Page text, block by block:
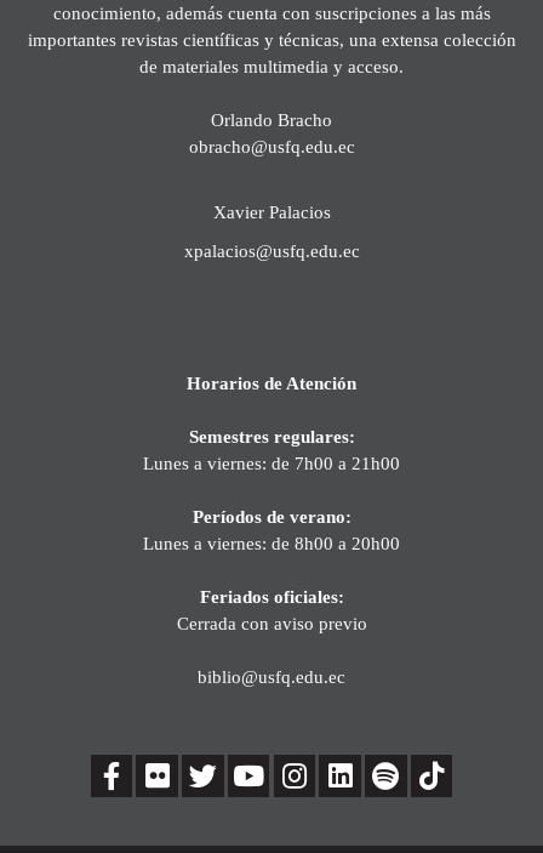
conocimiento, además cuenta con suscripciones a las más
importantes revistas científicas y técnicas, una extensa colección
de materiales multimedia y acceso.
Orlando Bracho
obracho@usfq.edu.ec
Xavier Palacios
xpalacios@usfq.edu.ec
Horarios de Atención
Semestres regulares:
Lunes a viernes: de 7h00 a 21h00
Períodos de verano:
Lunes a viernes: de 8h00 a 20h00
Feriados oficiales:
Cerrada con aviso previo
biblio@usfq.edu.ec